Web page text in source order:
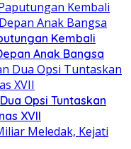
Kembali
Anak Bangsa
Opsi Tuntaskan
XVII